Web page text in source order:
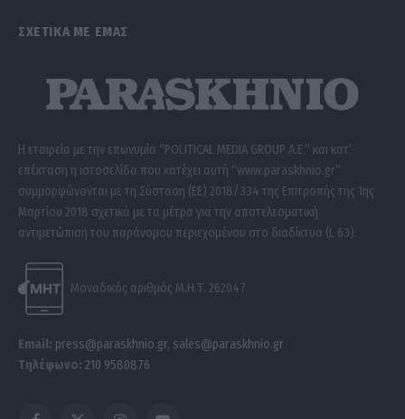
ΣΧΕΤΙΚΑ ΜΕ ΕΜΑΣ
Η εταιρεία με την επωνυμία “POLITICAL MEDIA GROUP A.E.” και κατ’
επέκταση η ιστοσελίδα που κατέχει αυτή “www.paraskhnio.gr”
συμμορφώνονται με τη Σύσταση (ΕΕ) 2018/334 της Επιτροπής της 1ης
Μαρτίου 2018 σχετικά με τα μέτρα για την αποτελεσματική
αντιμετώπιση του παράνομου περιεχομένου στο διαδίκτυο (L 63).
Μοναδικός αριθμός Μ.Η.Τ. 262047
Email: press@paraskhnio.gr, sales@paraskhnio.gr
Τηλέφωνο: 210 9580876